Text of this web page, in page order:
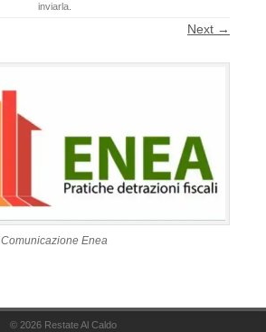
inviarla.
Next →
Comunicazione Enea
© 2026 Restate Al Caldo